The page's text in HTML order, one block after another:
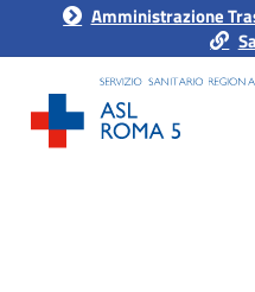
Amministrazione